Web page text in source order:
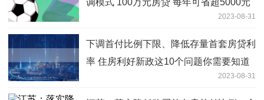
调模式 100万元房贷 每年可省超5000元
2023-08-31
下调首付比例下限、降低存量首套房贷利
率 住房利好新政这10个问题你需要知道
2023-08-31